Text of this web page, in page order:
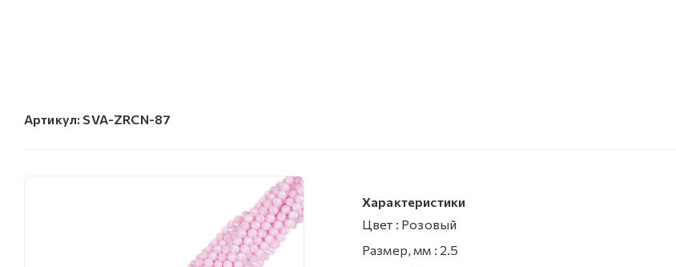
Артикул: SVA-ZRCN-87
Характеристики
Цвет : Розовый
Размер, мм : 2.5